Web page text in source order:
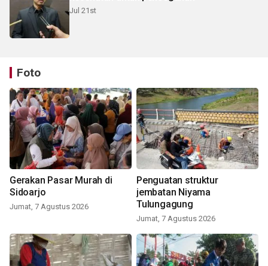
Jul 21st
Foto
Gerakan Pasar Murah di
Sidoarjo
Jumat, 7 Agustus 2026
Penguatan struktur
jembatan Niyama
Tulungagung
Jumat, 7 Agustus 2026